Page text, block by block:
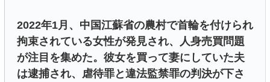
2022年1月、中国江蘇省の農村で首輪を付けられ
拘束されている女性が発見され、人身売買問題
が注目を集めた。彼女を買って妻にしていた夫
は逮捕され、虐待罪と違法監禁罪の判決が下さ